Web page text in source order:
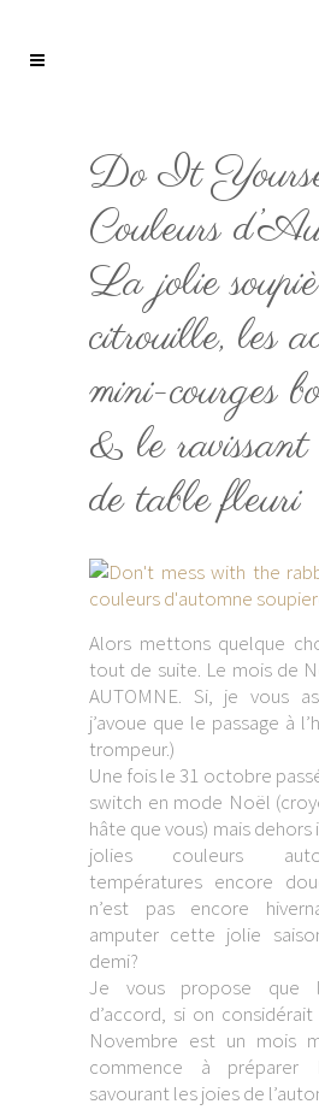
Do It
Couleurs
La jolie
citrouille, les
mini-courges
& le ravissant
de table fleuri
Alors mettons quelque
tout de suite. Le mois de
AUTOMNE. Si, je vous
j’avoue que le passage à
trompeur.)
Une fois le 31 octobre
switch en mode Noël
hâte que vous) mais
jolies couleurs
températures encore
n’est pas encore
amputer cette jolie
demi?
Je vous propose que
d’accord, si on
Novembre est un mois
commence à
savourant les joies de